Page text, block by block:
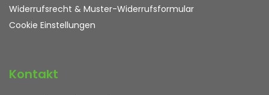
Widerrufsrecht & Muster-Widerrufsformular
Cookie Einstellungen
Kontakt